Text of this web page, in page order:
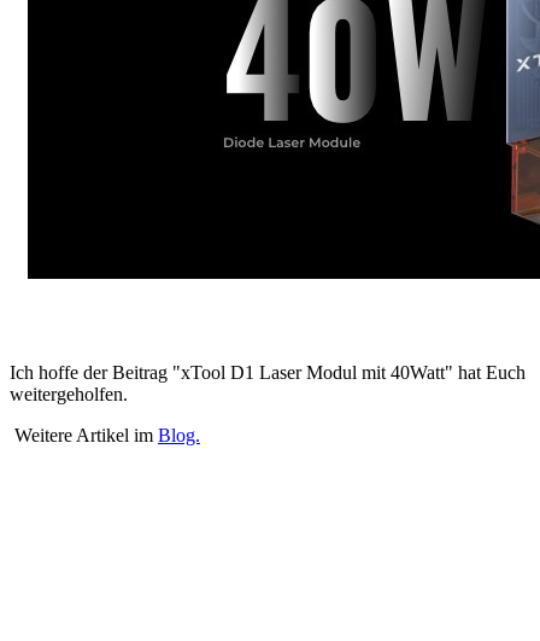
Ich hoffe der Beitrag "xTool D1 Laser Modul mit 40Watt" hat Euch
weitergeholfen.
Weitere Artikel im Blog.